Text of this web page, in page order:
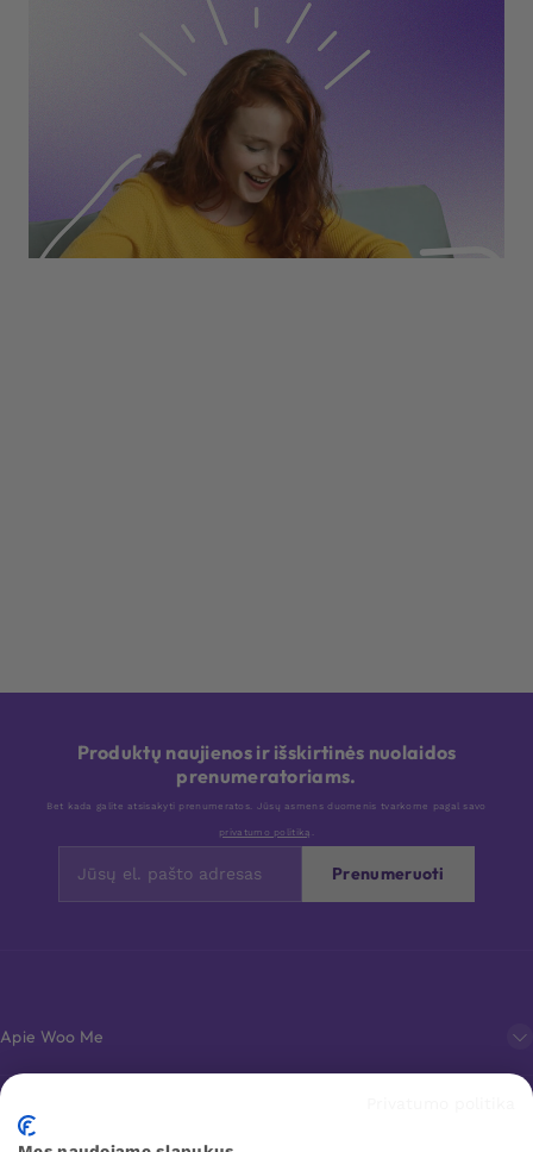
Produktų naujienos ir išskirtinės nuolaidos
prenumeratoriams.
Bet kada galite atsisakyti prenumeratos. Jūsų asmens duomenis tvarkome pagal savo
privatumo politiką .
Prenumeruoti
Apie Woo Me
Klientų aptarnavimas